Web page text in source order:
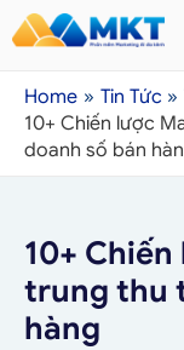
Home Tin Tức
10+ Chiến lược
doanh số bán
10+
trung thu
hàng